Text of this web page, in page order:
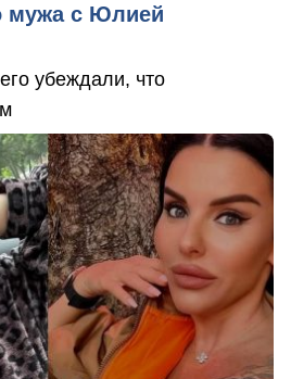
мужа с Юлией
убеждали, что